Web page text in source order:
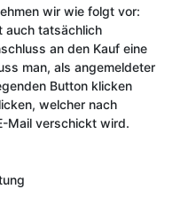
wir wie folgt vor:
auch tatsächlich
an den Kauf eine
man, als angemeldeter
Button klicken
welcher nach
Mail verschickt wird.